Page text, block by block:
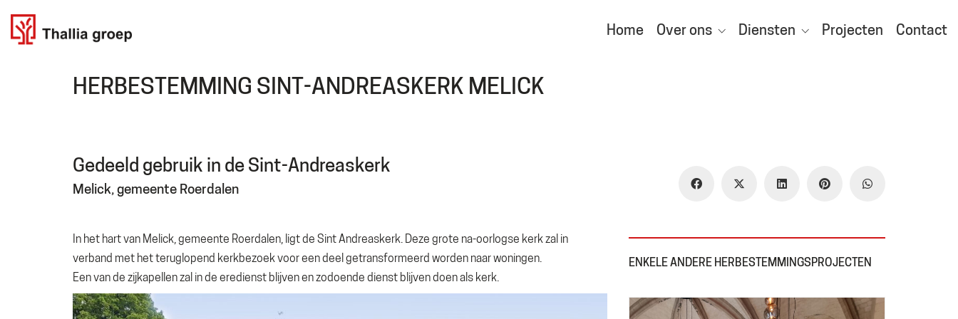
Home Over ons Diensten Projecten Contact
HERBESTEMMING SINT-ANDREASKERK MELICK
Gedeeld gebruik in de Sint-Andreaskerk
Melick, gemeente Roerdalen
In het hart van Melick, gemeente Roerdalen, ligt de Sint Andreaskerk. Deze grote na-oorlogse kerk zal in
verband met het teruglopend kerkbezoek voor een deel getransformeerd worden naar woningen.
Een van de zijkapellen zal in de eredienst blijven en zodoende dienst blijven doen als kerk.
ENKELE ANDERE HERBESTEMMINGSPROJECTEN